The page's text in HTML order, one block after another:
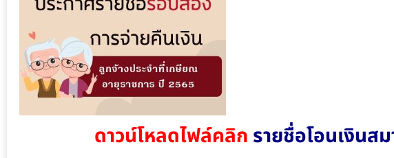
ดาวน์โหลดไฟล์คลิก รายชื่อโอนเงิน